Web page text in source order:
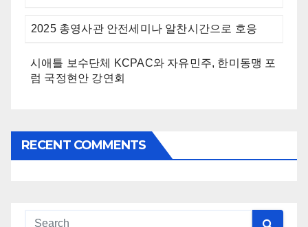
2025 총영사관 안전세미나 알찬시간으로 호응
시애틀 보수단체 KCPAC와 자유민주, 한미동맹 포
럼 국정현안 강연회
RECENT COMMENTS